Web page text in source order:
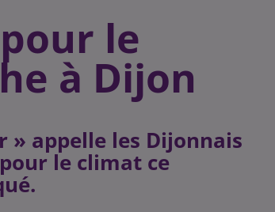
le
à Dijon
» appelle les Dijonnais
le climat ce